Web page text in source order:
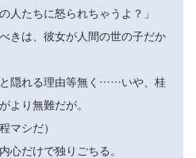
たちに怒られちゃうよ？」
きは、彼女が人間の世の子だか
隠れる理由等無く……いや、桂
より無難だが。
マシだ）
内心だけで独りごちる。